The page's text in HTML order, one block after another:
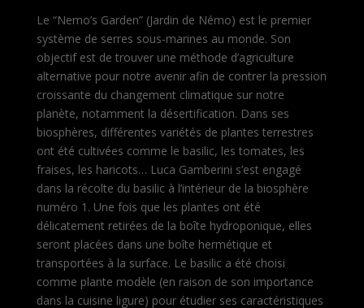
Le “Nemo’s Garden” (Jardin de Némo) est le premier
système de serres sous-marines au monde. Son
objectif est de trouver une méthode d’agriculture
alternative pour notre avenir afin de contrer la pression
croissante du changement climatique sur notre
planète, notamment la désertification. Dans ses
biosphères, différentes variétés de plantes terrestres
ont été cultivées comme le basilic, les tomates, les
fraises, les haricots… Luca Gamberini s’est engagé
dans la récolte du basilic à l’intérieur de la biosphère
numéro 1. Une fois que les plantes ont été
délicatement retirées de la boîte hydroponique, elles
seront placées dans une boîte hermétique et
transportées à la surface. Le basilic a été choisi
comme plante modèle (en raison de son importance
dans la cuisine ligure) pour étudier ses caractéristiques